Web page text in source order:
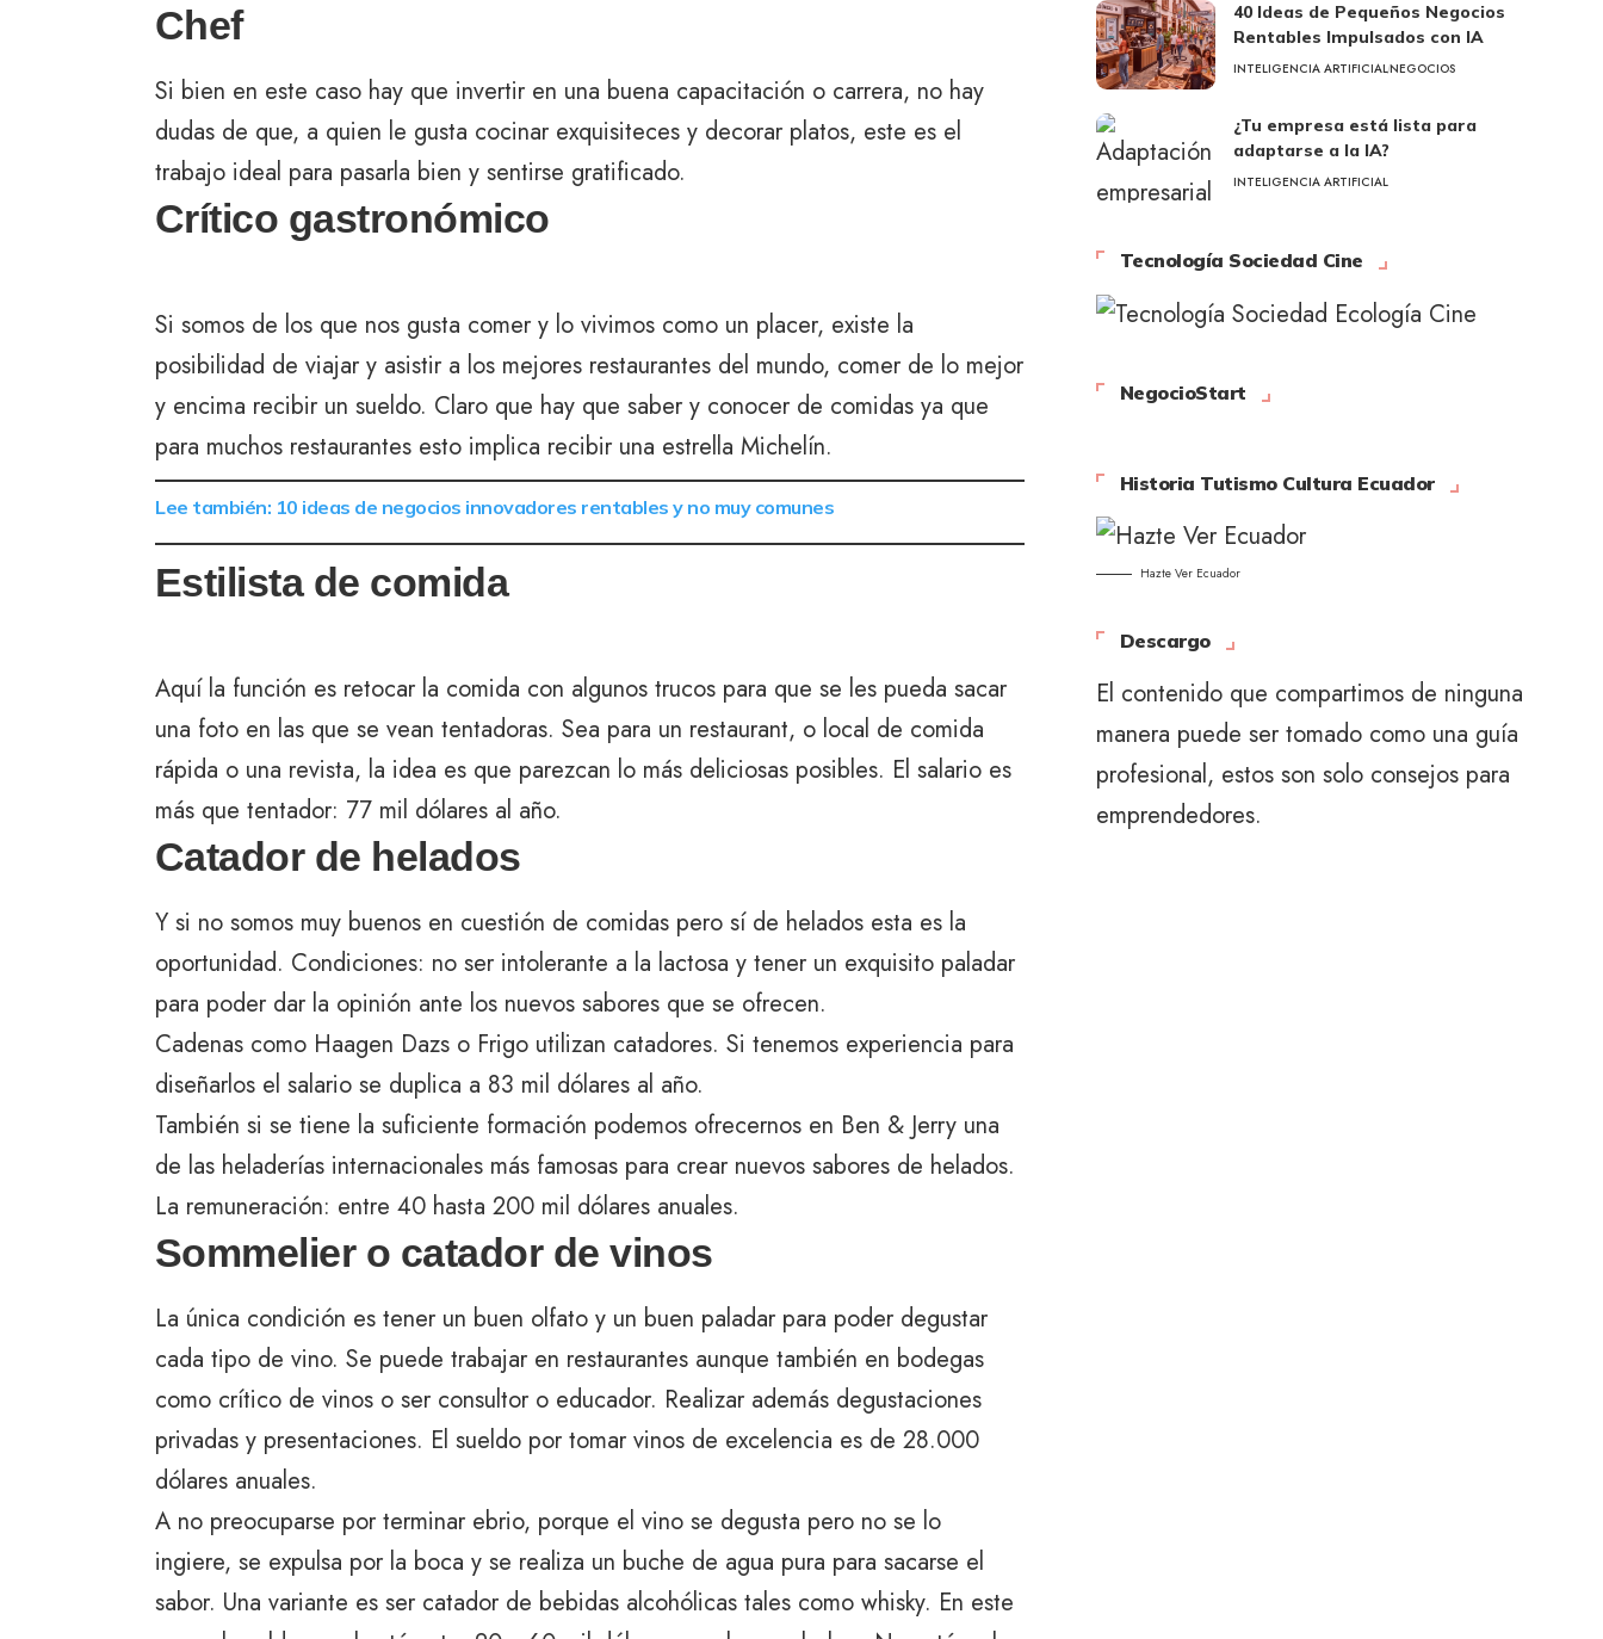
Chef
Si bien en este caso hay que invertir en una buena capacitación o carrera, no hay
dudas de que, a quien le gusta cocinar exquisiteces y decorar platos, este es el
trabajo ideal para pasarla bien y sentirse gratificado.
Crítico gastronómico
Si somos de los que nos gusta comer y lo vivimos como un placer, existe la
posibilidad de viajar y asistir a los mejores restaurantes del mundo, comer de lo mejor
y encima recibir un sueldo. Claro que hay que saber y conocer de comidas ya que
para muchos restaurantes esto implica recibir una estrella Michelín.
Lee también: 10 ideas de negocios innovadores rentables y no muy comunes
Estilista de comida
Aquí la función es retocar la comida con algunos trucos para que se les pueda sacar
una foto en las que se vean tentadoras. Sea para un restaurant, o local de comida
rápida o una revista, la idea es que parezcan lo más deliciosas posibles. El salario es
más que tentador: 77 mil dólares al año.
Catador de helados
Y si no somos muy buenos en cuestión de comidas pero sí de helados esta es la
oportunidad. Condiciones: no ser intolerante a la lactosa y tener un exquisito paladar
para poder dar la opinión ante los nuevos sabores que se ofrecen.
Cadenas como Haagen Dazs o Frigo utilizan catadores. Si tenemos experiencia para
diseñarlos el salario se duplica a 83 mil dólares al año.
También si se tiene la suficiente formación podemos ofrecernos en Ben & Jerry una
de las heladerías internacionales más famosas para crear nuevos sabores de helados.
La remuneración: entre 40 hasta 200 mil dólares anuales.
Sommelier o catador de vinos
La única condición es tener un buen olfato y un buen paladar para poder degustar
cada tipo de vino. Se puede trabajar en restaurantes aunque también en bodegas
como crítico de vinos o ser consultor o educador. Realizar además degustaciones
privadas y presentaciones. El sueldo por tomar vinos de excelencia es de 28.000
dólares anuales.
A no preocuparse por terminar ebrio, porque el vino se degusta pero no se lo
ingiere, se expulsa por la boca y se realiza un buche de agua pura para sacarse el
sabor. Una variante es ser catador de bebidas alcohólicas tales como whisky. En este
40 Ideas de Pequeños Negocios
Rentables Impulsados con IA
INTELIGENCIA ARTIFICIALNEGOCIOS
¿Tu empresa está lista para
adaptarse a la IA?
INTELIGENCIA ARTIFICIAL
Tecnología Sociedad Cine
NegocioStart
Historia Tutismo Cultura Ecuador
Hazte Ver Ecuador
Descargo
El contenido que compartimos de ninguna
manera puede ser tomado como una guía
profesional, estos son solo consejos para
emprendedores.